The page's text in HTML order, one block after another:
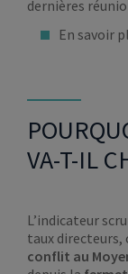
dernières
En savoir
VA-T-IL
L’indicateur
taux directeurs,
conflit au